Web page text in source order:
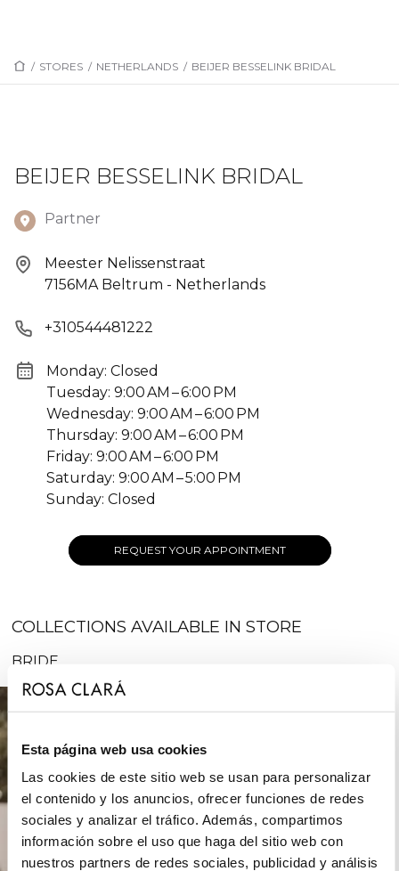
Esta página web usa cookies
Las cookies de este sitio web se usan para personalizar
el contenido y los anuncios, ofrecer funciones de redes
sociales y analizar el tráfico. Además, compartimos
información sobre el uso que haga del sitio web con
nuestros partners de redes sociales, publicidad y análisis
/ STORES / NETHERLANDS / BEIJER BESSELINK BRIDAL
BEIJER BESSELINK BRIDAL
Partner
Meester Nelissenstraat
7156MA Beltrum - Netherlands
+310544481222
Monday: Closed
Tuesday: 9:00 AM – 6:00 PM
Wednesday: 9:00 AM – 6:00 PM
Thursday: 9:00 AM – 6:00 PM
Friday: 9:00 AM – 6:00 PM
Saturday: 9:00 AM – 5:00 PM
Sunday: Closed
REQUEST YOUR APPOINTMENT
COLLECTIONS AVAILABLE IN STORE
BRIDE